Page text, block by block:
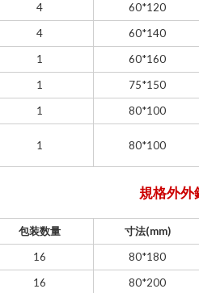
4 60*120
4 60*140
1 60*160
1 75*150
1 80*100
1 80*100
規格外外
包装数量 寸法(mm)
16 80*180
16 80*200